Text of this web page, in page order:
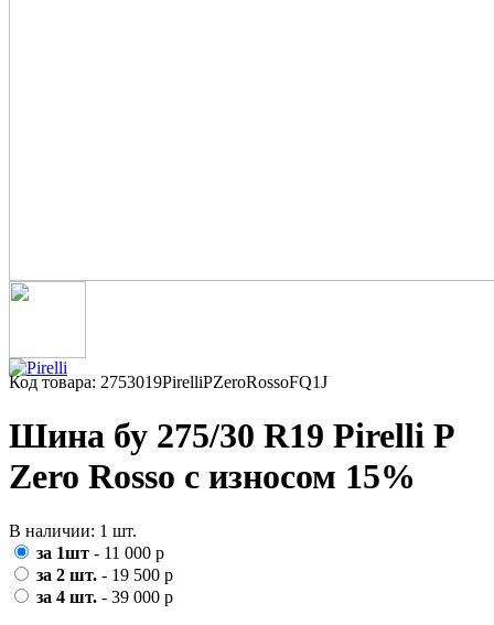
Код товара: 2753019PirelliPZeroRossoFQ1J
Шина бу 275/30 R19 Pirelli P
Zero Rosso с износом 15%
В наличии: 1 шт.
за 1шт - 11 000 р
за 2 шт. - 19 500 р
за 4 шт. - 39 000 р